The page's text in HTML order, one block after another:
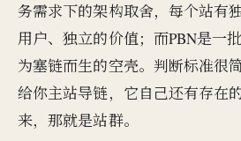
务需求下的架构取舍，每个站有
用户、独立的价值；而PBN是一
为塞链而生的空壳。判断标准很
给你主站导链，它自己还有存在
来，那就是站群。